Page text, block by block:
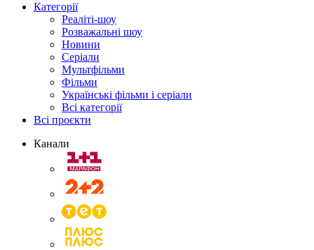
Категорії
Реаліті-шоу
Розважальні шоу
Новини
Серіали
Мультфільми
Фільми
Українські фільми і серіали
Всі категорії
Всі проєкти
Канали